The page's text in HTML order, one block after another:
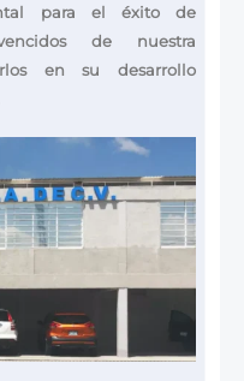
para el éxito de
de nuestra
en su desarrollo